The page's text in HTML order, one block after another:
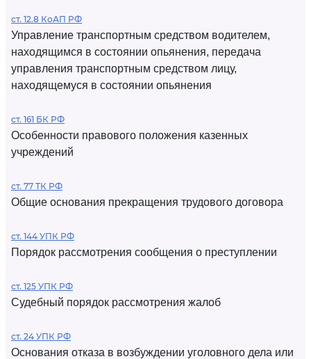
ст. 12.8 КоАП РФ
Управление транспортным средством водителем,
находящимся в состоянии опьянения, передача
управления транспортным средством лицу,
находящемуся в состоянии опьянения
ст. 161 БК РФ
Особенности правового положения казенных
учреждений
ст. 77 ТК РФ
Общие основания прекращения трудового договора
ст. 144 УПК РФ
Порядок рассмотрения сообщения о преступлении
ст. 125 УПК РФ
Судебный порядок рассмотрения жалоб
ст. 24 УПК РФ
Основания отказа в возбуждении уголовного дела или